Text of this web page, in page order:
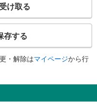
け取る
存する
・解除はマイページから行